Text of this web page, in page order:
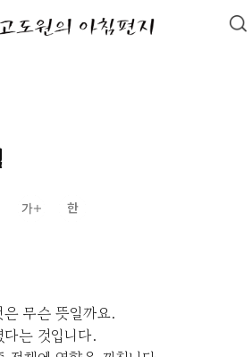
무슨 뜻일까요.
는 것입니다.